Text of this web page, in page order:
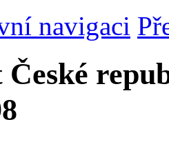
navigaci